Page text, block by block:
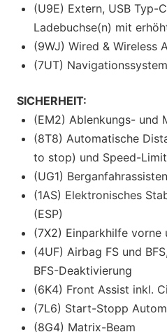
(U9E) Extern, USB Typ-
Ladebuchse(n) mit
(9WJ) Wired & Wireless
(7UT)
SICHERHEIT:
(EM2) Ablenkungs- und
(8T8) Automatische
to stop) und Speed-
(UG1)
(1AS) Elektronisches
(ESP)
(7X2) Einparkhilfe vorne
(4UF) Airbag FS und
BFS-Deaktivierung
(6K4) Front Assist inkl.
(7L6) Start-Stopp
(8G4) Matrix-Beam